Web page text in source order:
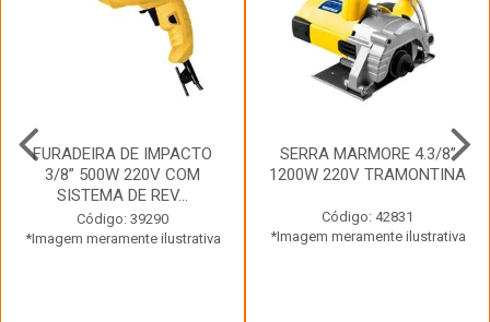
FURADEIRA DE IMPACTO
3/8” 500W 220V COM
SISTEMA DE REV...
Código: 39290
*Imagem meramente ilustrativa
SERRA MARMORE 4.3/8”
1200W 220V TRAMONTINA
Código: 42831
*Imagem meramente ilustrativa